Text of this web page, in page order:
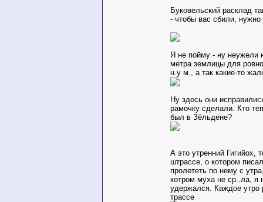
Буковельский расклад
- чтобы вас сбили, нужно
Я не пойму - ну неужели
метра землицы для
н.у м., а так какие-то
Ну здесь они
рамочку сделали. Кто
был в Зёльдене?
А это утренний Гигийох,
штрассе, о котором
пролететь по нему с
котром муха не ср..ла, я
удержался. Каждое утро
трассе